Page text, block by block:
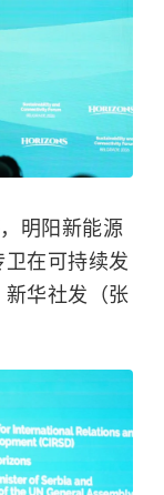
明阳新能源
在可持续发
华社发（张